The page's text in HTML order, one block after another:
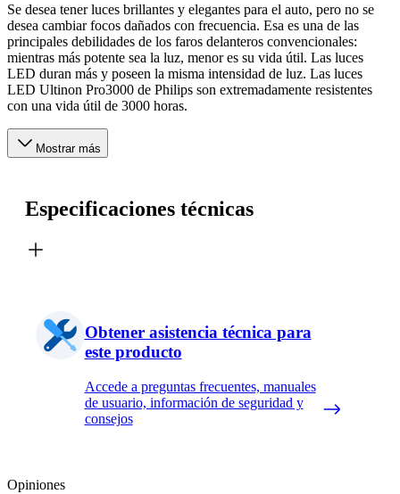
Se desea tener luces brillantes y elegantes para el auto, pero no se
desea cambiar focos dañados con frecuencia. Esa es una de las
principales debilidades de los faros delanteros convencionales:
mientras más potente sea la luz, menor es su vida útil. Las luces
LED duran más y poseen la misma intensidad de luz. Las luces
LED Ultinon Pro3000 de Philips son extremadamente resistentes
con una vida útil de 3000 horas.
Mostrar más
Especificaciones técnicas
Obtener asistencia técnica para
este producto
Accede a preguntas frecuentes, manuales
de usuario, información de seguridad y
consejos
Opiniones